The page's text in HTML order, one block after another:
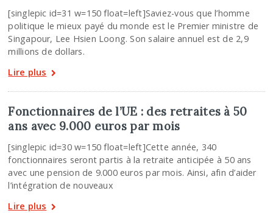
[singlepic id=31 w=150 float=left]Saviez-vous que l’homme
politique le mieux payé du monde est le Premier ministre de
Singapour, Lee Hsien Loong. Son salaire annuel est de 2,9
millions de dollars.
Lire plus
Fonctionnaires de l’UE : des retraites à 50
ans avec 9.000 euros par mois
[singlepic id=30 w=150 float=left]Cette année, 340
fonctionnaires seront partis à la retraite anticipée à 50 ans
avec une pension de 9.000 euros par mois. Ainsi, afin d’aider
l’intégration de nouveaux
Lire plus